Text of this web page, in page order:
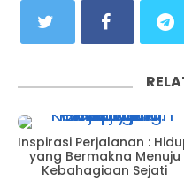
Inspirasi Perjalanan :
yang Bermakna Menuju
Kebahagiaan Sejati